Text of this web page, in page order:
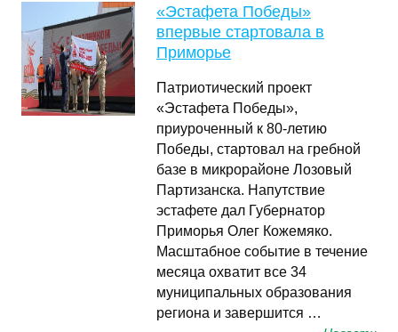
«Эстафета Победы»
впервые стартовала в
Приморье
Патриотический проект
«Эстафета Победы»,
приуроченный к 80-летию
Победы, стартовал на гребной
базе в микрорайоне Лозовый
Партизанска. Напутствие
эстафете дал Губернатор
Приморья Олег Кожемяко.
Масштабное событие в течение
месяца охватит все 34
муниципальных образования
региона и завершится …